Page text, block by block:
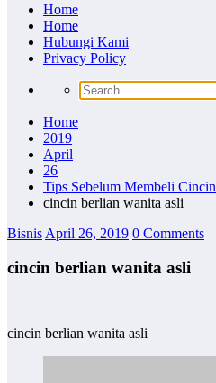
Home
Home
Hubungi Kami
Privacy Policy
Home
2019
April
26
Tips Sebelum Membeli
cincin berlian wanita asli
Bisnis April 26, 2019 0 Comments
cincin berlian wanita asli
cincin berlian wanita asli